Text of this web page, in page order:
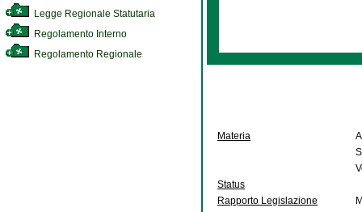
Legge Regionale Statutaria
Regolamento Interno
Regolamento Regionale
Materia
Status
Rapporto Legislazione